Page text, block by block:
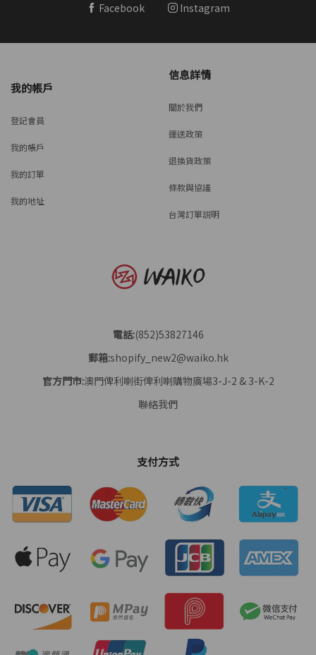
Facebook Instagram
我的帳戶
登記會員
我的帳戶
我的訂單
我的地址
信息詳情
關於我們
運送政策
退換貨政策
條款與協議
台灣訂單説明
電話:(852)53827146
郵箱:shopify_new2@waiko.hk
官方門市:澳門俾利喇街俾利喇購物廣場3-J-2 & 3-K-2
聯絡我們
支付方式